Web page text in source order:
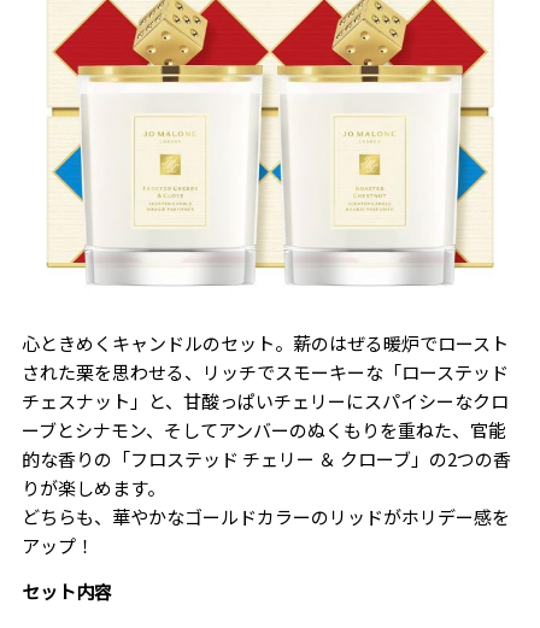
心ときめくキャンドルのセット。薪のはぜる暖炉でロースト
された栗を思わせる、リッチでスモーキーな「ローステッド
チェスナット」と、甘酸っぱいチェリーにスパイシーなクロ
ーブとシナモン、そしてアンバーのぬくもりを重ねた、官能
的な香りの「フロステッド チェリー ＆ クローブ」の2つの香
りが楽しめます。
どちらも、華やかなゴールドカラーのリッドがホリデー感を
アップ！
セット内容